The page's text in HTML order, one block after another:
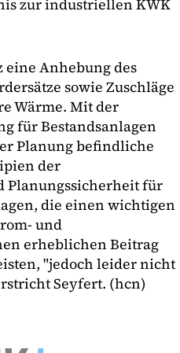
zur industriellen KWK
eine Anhebung des
sowie Zuschläge
Wärme. Mit der
für Bestandsanlagen
Planung befindliche
der
Planungssicherheit für
die einen wichtigen
und
erheblichen Beitrag
"jedoch leider nicht
Seyfert. (hcn)